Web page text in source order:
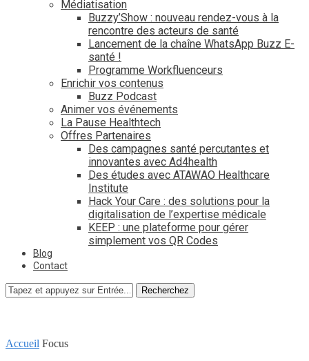
Médiatisation
Buzzy’Show : nouveau rendez-vous à la
rencontre des acteurs de santé
Lancement de la chaîne WhatsApp Buzz E-
santé !
Programme Workfluenceurs
Enrichir vos contenus
Buzz Podcast
Animer vos événements
La Pause Healthtech
Offres Partenaires
Des campagnes santé percutantes et
innovantes avec Ad4health
Des études avec ATAWAO Healthcare
Institute
Hack Your Care : des solutions pour la
digitalisation de l’expertise médicale
KEEP : une plateforme pour gérer
simplement vos QR Codes
Blog
Contact
Recherchez
Accueil Focus